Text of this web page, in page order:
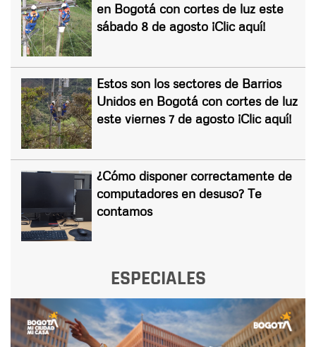
en Bogotá con cortes de luz este
sábado 8 de agosto ¡Clic aquí!
Estos son los sectores de Barrios
Unidos en Bogotá con cortes de luz
este viernes 7 de agosto ¡Clic aquí!
¿Cómo disponer correctamente de
computadores en desuso? Te
contamos
ESPECIALES